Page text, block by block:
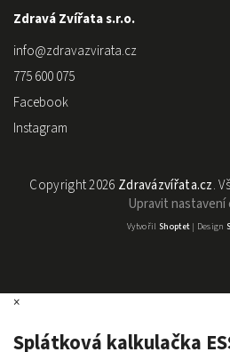
Zdravá Zvířata s.r.o.
info@zdravazvirata.cz
775 600 075
Facebook
Instagram
Copyright 2026 Zdravázvířata.cz.
Upravit nastavení
Vytvořil Shoptet| Design
×
Splátková kalkulačka